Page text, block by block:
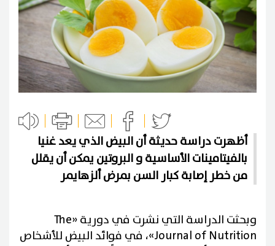
أظهرت دراسة حديثة أن البيض الذي يعد غنيا
بالفيتامينات الأساسية و البروتين يمكن أن يقلل
من خطر إصابة كبار السن بمرض ألزهايمر
وبحثت الدراسة التي نشرت في دورية «The
Journal of Nutrition»، في فوائد البيض للأشخاص